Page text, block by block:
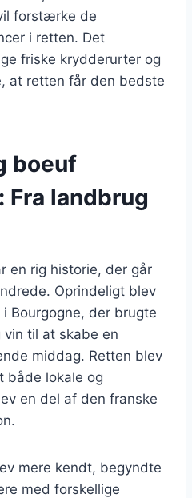
forstærke de
i retten. Det
friske krydderurter og
at retten får den bedste
boeuf
Fra landbrug
en rig historie, der går
Oprindeligt blev
Bourgogne, der brugte
vin til at skabe en
middag. Retten blev
både lokale og
en del af den franske
mere kendt, begyndte
med forskellige